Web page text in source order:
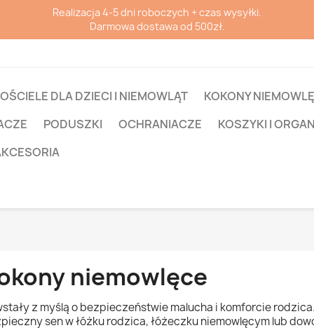
Realizacja 4-5 dni roboczych + czas wysyłki.
Darmowa dostawa od 500zł.
DLA DZIECI I NIEMOWLĄT KOKONY
PODUSZKI OCHRANIACZE KOSZYKI I
niemowlęce
z myślą o bezpieczeństwie malucha i komforcie
sen w łóżku rodzica, łóżeczku niemowlęcym lub